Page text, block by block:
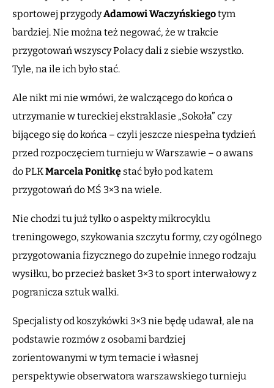
sportowej przygodyAdamowi Waczyńskiegotym
bardziej. Nie można też negować, że w trakcie
przygotowań wszyscy Polacy dali z siebie wszystko.
Tyle, na ile ich było stać.
Ale nikt mi nie wmówi, że walczącego do końca o
utrzymanie w tureckiej ekstraklasie „Sokoła” czy
bijącego się do końca – czyli jeszcze niespełna tydzień
przed rozpoczęciem turnieju w Warszawie – o awans
do PLKMarcela Ponitkę stać było pod katem
przygotowań do MŚ 3×3 na wiele.
Nie chodzi tu już tylko o aspekty mikrocyklu
treningowego, szykowania szczytu formy, czy ogólnego
przygotowania fizycznego do zupełnie innego rodzaju
wysiłku, bo przecież basket 3×3 to sport interwałowy z
pogranicza sztuk walki.
Specjalisty od koszykówki 3×3 nie będę udawał, ale na
podstawie rozmów z osobami bardziej
zorientowanymi w tym temacie i własnej
perspektywie obserwatora warszawskiego turnieju